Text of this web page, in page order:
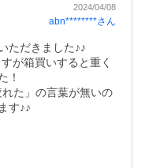
2024/04/08
abn********さん
ただきました♪♪
が箱買いすると重く
！
た」の言葉が無いの
す♪♪